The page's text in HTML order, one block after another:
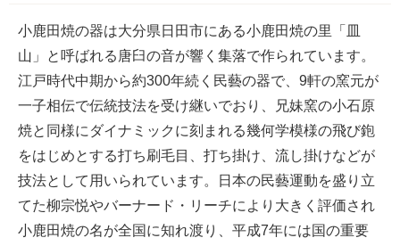
小鹿田焼の器は大分県日田市にある小鹿田焼の里「皿
山」と呼ばれる唐臼の音が響く集落で作られています。
江戸時代中期から約300年続く民藝の器で、9軒の窯元が
一子相伝で伝統技法を受け継いでおり、兄妹窯の小石原
焼と同様にダイナミックに刻まれる幾何学模様の飛び鉋
をはじめとする打ち刷毛目、打ち掛け、流し掛けなどが
技法として用いられています。日本の民藝運動を盛り立
てた柳宗悦やバーナード・リーチにより大きく評価され
小鹿田焼の名が全国に知れ渡り、平成7年には国の重要